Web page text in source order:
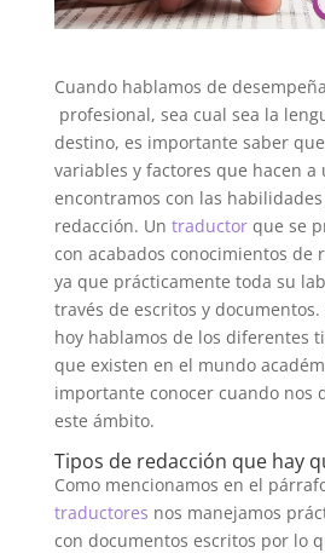
Cuando hablamos de
profesional, sea cual sea la
destino, es importante saber
variables y factores que hacen
encontramos con las
redacción. Un traductorque se
con acabados conocimientos de
ya que prácticamente toda su
través de escritos y
hoy hablamos de los diferentes
que existen en el mundo
importante conocer cuando nos
este ámbito.
Tipos de redacción que hay
Como mencionamos en el
traductores nos manejamos
con documentos escritos por lo